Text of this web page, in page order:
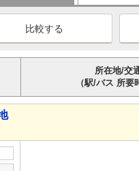
所在地/交
（駅/バス 所要